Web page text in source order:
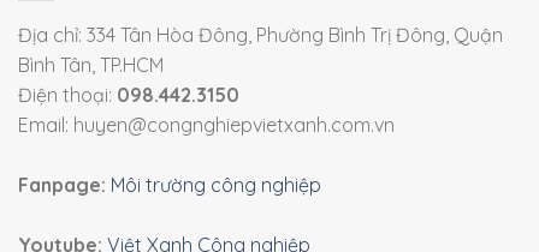
Địa chỉ: 334 Tân Hòa Đông, Phường Bình Trị Đông, Quận
Bình Tân, TP.HCM
Điện thoại: 098.442.3150
Email: huyen@congnghiepvietxanh.com.vn
Fanpage: Môi trường công nghiệp
Youtube: Việt Xanh Công nghiệp